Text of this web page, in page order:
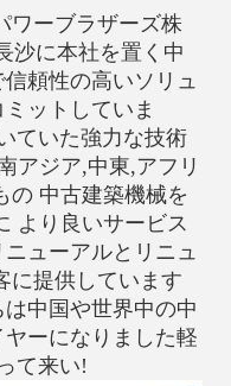
ワーブラザーズ株
沙に本社を置く中
頼性の高いソリュ
ットしていま
ていた強力な技術
アジア,中東,アフリ
の 中古建築機械を
より良いサービス
ューアルとリニュ
に提供しています
中国や世界中の中
ーになりました軽
て来い!